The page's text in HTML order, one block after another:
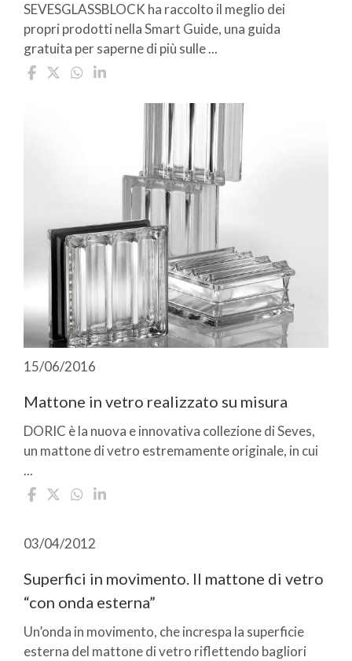
SEVESGLASSBLOCK ha raccolto il meglio dei
propri prodotti nella Smart Guide, una guida
gratuita per saperne di più sulle ...
15/06/2016
Mattone in vetro realizzato su misura
DORIC è la nuova e innovativa collezione di Seves,
un mattone di vetro estremamente originale, in cui
...
03/04/2012
Superfici in movimento. Il mattone di vetro
“con onda esterna”
Un’onda in movimento, che increspa la superficie
esterna del mattone di vetro riflettendo bagliori